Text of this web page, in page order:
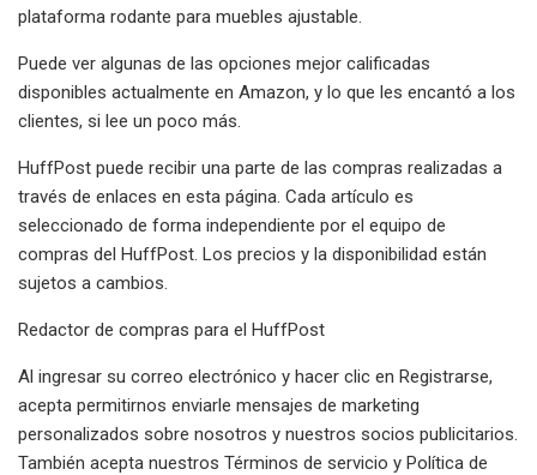
plataforma rodante para muebles ajustable.
Puede ver algunas de las opciones mejor calificadas
disponibles actualmente en Amazon, y lo que les encantó a los
clientes, si lee un poco más.
HuffPost puede recibir una parte de las compras realizadas a
través de enlaces en esta página. Cada artículo es
seleccionado de forma independiente por el equipo de
compras del HuffPost. Los precios y la disponibilidad están
sujetos a cambios.
Redactor de compras para el HuffPost
Al ingresar su correo electrónico y hacer clic en Registrarse,
acepta permitirnos enviarle mensajes de marketing
personalizados sobre nosotros y nuestros socios publicitarios.
También acepta nuestros Términos de servicio y Política de